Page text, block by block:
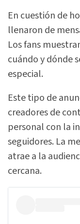
En cuestión de
llenaron de
Los fans
cuándo y dónde
especial.
Este tipo de
creadores de
personal con la
seguidores. La
atrae a la
cercana.